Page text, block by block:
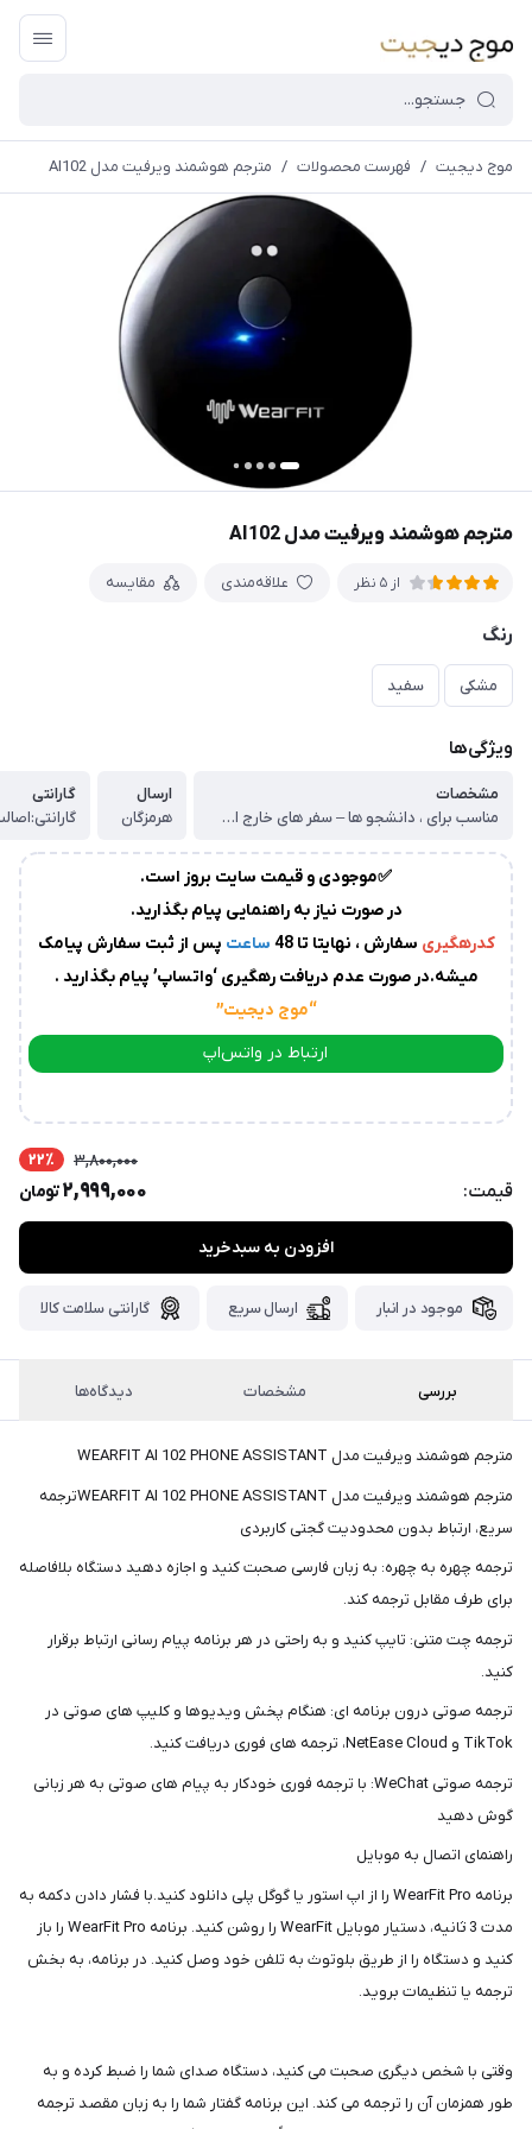
قیمت و
باشد،باخیال
راحت خرید
زمان
آماده
ارسال
به
پستسفارشات،بین
2روز
عدم
ارسال
سوی
پست،جهت
۴۸ساعت
از
ثبت
بگذارید.
از
صبر
و
شکیبایی
شما
عزیزان
🌹
"دریافت
کدرهگیری
کنید)
ادامه
موج دیجیت / فهرست محصولات / مترجم هوشمند ویرفیت مدل AI102
مترجم هوشمند ویرفیت مدل AI102
از 5 نظر علاقه‌مندی مقایسه
رنگ
مشکی سفید
ویژگی‌ها
مشخصات
مناسب برای ، دانشجو ها – سفر های خارج از کشور – جلسات اداری ، فرم صفحه ، گرد ، نوع باتری ، لیتیوم یونی ، پشتیبانی از زبان فارسی ، ترجمه ی زنده ی چهره به چهره: مکالمات را به صورت همزمان به 140 زبان زنده ی دنیا ، هوش مصنوعی یادگیرنده ، ابعاد 5.5*5.5 cm
ارسال
هرمزگان
گارانتی
✅موجودی و قیمت سایت بروز است.
در صورت نیاز به راهنمایی پیام بگذارید.
کدرهگیری سفارش ، نهایتا تا 48 ساعت پس از ثبت سفارش پیامک
میشه.در صورت عدم دریافت رهگیری ‘واتساپ’ پیام بگذارید .
“موج دیجیت”
ارتباط در واتس‌اپ
قیمت:
3,800,000 22٪
2,999,000تومان
افزودن به سبدخرید
موجود در انبار ارسال سریع گارانتی سلامت کالا
بررسی مشخصات دیدگاه‌ها
مترجم هوشمند ویرفیت مدل WEARFIT AI 102 PHONE ASSISTANT
مترجم هوشمند ویرفیت مدل WEARFIT AI 102 PHONE ASSISTANTترجمه
سریع، ارتباط بدون محدودیت گجتی کاربردی
ترجمه چهره به چهره: به زبان فارسی صحبت کنید و اجازه دهید دستگاه بلافاصله
برای طرف مقابل ترجمه کند.
ترجمه چت متنی: تایپ کنید و به راحتی در هر برنامه پیام رسانی ارتباط برقرار
کنید.
ترجمه صوتی درون برنامه ای: هنگام پخش ویدیوها و کلیپ های صوتی در
TikTok و NetEase Cloud، ترجمه های فوری دریافت کنید.
ترجمه صوتی WeChat: با ترجمه فوری خودکار به پیام های صوتی به هر زبانی
گوش دهید
راهنمای اتصال به موبایل
برنامه WearFit Pro را از اپ استور یا گوگل پلی دانلود کنید.با فشار دادن دکمه به
مدت 3 ثانیه، دستیار موبایل WearFit را روشن کنید. برنامه WearFit Pro را باز
کنید و دستگاه را از طریق بلوتوث به تلفن خود وصل کنید. در برنامه، به بخش
ترجمه یا تنظیمات بروید.
وقتی با شخص دیگری صحبت می کنید، دستگاه صدای شما را ضبط کرده و به
طور همزمان آن را ترجمه می کند. این برنامه گفتار شما را به زبان مقصد ترجمه